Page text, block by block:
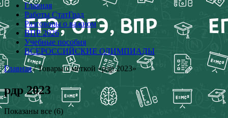
Главная
Работы СтатГрад
Разговоры о важном
ВПР 2026
Учебные пособия
ВСЕРОССИЙСКИЕ ОЛИМПИАДЫ
Главная/ Товары с меткой «рдр 2023»
рдр 2023
Показаны все (6)